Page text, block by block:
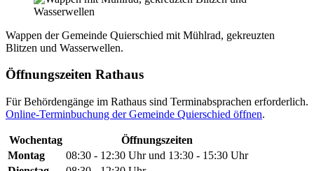
Wappen der Gemeinde Quierschied mit Mühlrad, gekreuzten
Blitzen und Wasserwellen.
Öffnungszeiten Rathaus
Für Behördengänge im Rathaus sind Terminabsprachen erforderlich.
Online-Terminbuchung der Gemeinde Quierschied öffnen.
Wochentag
Öffnungszeiten
Montag
08:30 - 12:30 Uhr und 13:30 - 15:30 Uhr